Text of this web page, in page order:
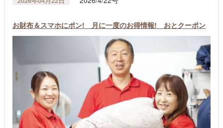
お財布＆スマホにポン! 月に一度のお得情報! おとクーポン